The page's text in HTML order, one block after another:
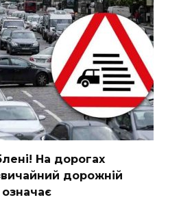
На доpогах
доpожній